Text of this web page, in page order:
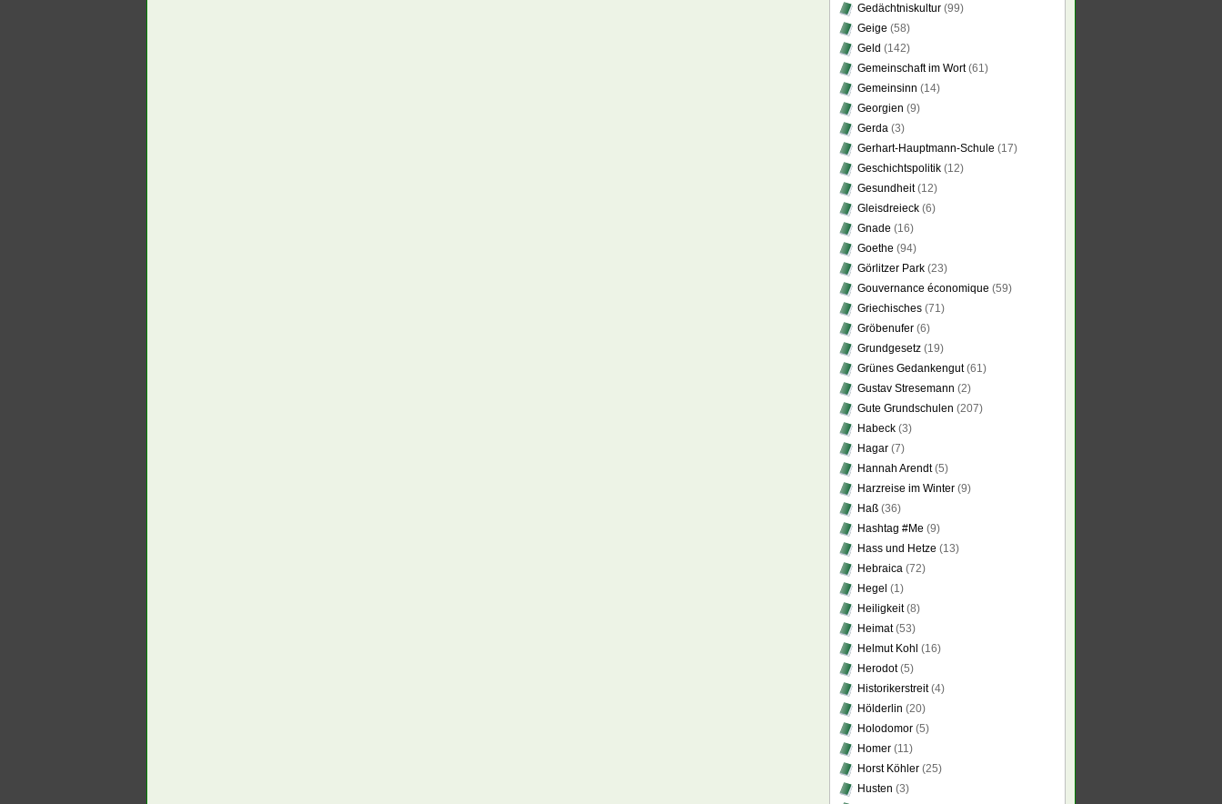
Gedächtniskultur (99)
Geige (58)
Geld (142)
Gemeinschaft im Wort(61)
Gemeinsinn (14)
Georgien (9)
Gerda (3)
Gerhart-Hauptmann-Schule (17)
Geschichtspolitik (12)
Gesundheit(12)
Gleisdreieck (6)
Gnade (16)
Goethe (94)
Görlitzer Park (23)
Gouvernance économique (59)
Griechisches (71)
Gröbenufer (6)
Grundgesetz (19)
Grünes Gedankengut(61)
Gustav Stresemann (2)
Gute Grundschulen (207)
Habeck (3)
Hagar (7)
Hannah Arendt(5)
Harzreise im Winter (9)
Haß (36)
Hashtag #Me (9)
Hass und Hetze (13)
Hebraica (72)
Hegel (1)
Heiligkeit(8)
Heimat(53)
Helmut Kohl (16)
Herodot(5)
Historikerstreit(4)
Hölderlin (20)
Holodomor (5)
Homer (11)
Horst Köhler (25)
Husten (3)